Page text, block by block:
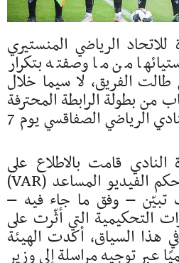
الرياضي المنستيري
من ما وصفته بتكرار
طالت الفريق، لا سيما خلال
من بطولة الرابطة المحترفة
الأولى، والتي جمعته بالنادي الرياضي الصفاقسي يوم 7
النادي قامت بالاطلاع على
تسجيلات غرفة تقنية حكم الفيديو المساعد (VAR)
تبيّن – وفق ما جاء فيه –
التحكيمية التي أثّرت على
هذا السياق، أكدت الهيئة
عبر توجيه مراسلة إلى وزير